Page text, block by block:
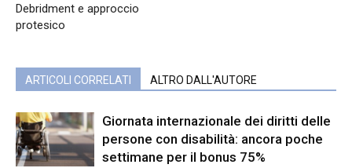
Debridment e approccio
protesico
ARTICOLI CORRELATI ALTRO DALL'AUTORE
Giornata internazionale dei diritti delle
persone con disabilità: ancora poche
settimane per il bonus 75%